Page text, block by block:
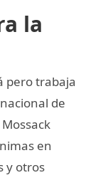
la
pero trabaja
de
en
y otros